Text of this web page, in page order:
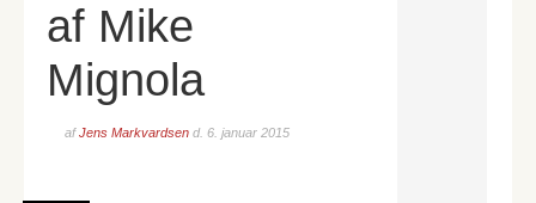
af Mike
Mignola
afJens Markvardsen d. 6. januar 2015